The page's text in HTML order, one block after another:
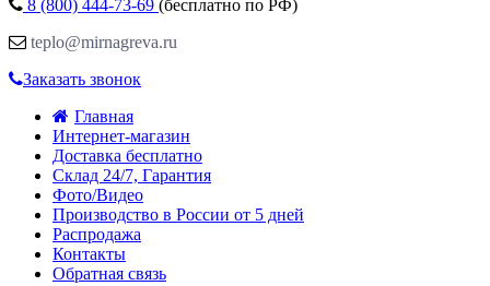
8 (800) 444-73-69 (бесплатно по РФ)
teplo@mirnagreva.ru
Заказать звонок
Главная
Интернет-магазин
Доставка бесплатно
Склад 24/7, Гарантия
Фото/Видео
Производство в России от 5 дней
Распродажа
Контакты
Обратная связь